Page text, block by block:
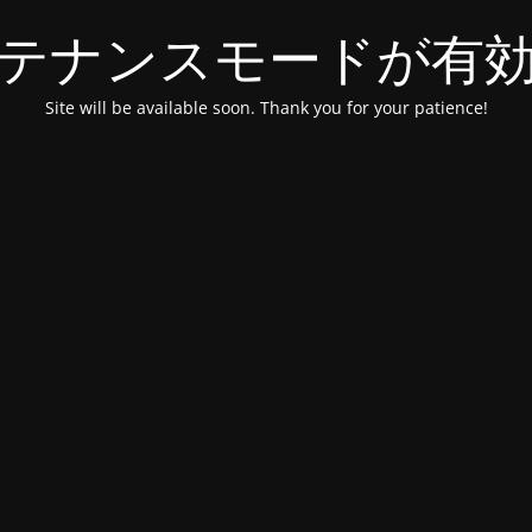
ナンスモードが有
Site will be available soon. Thank you for your patience!